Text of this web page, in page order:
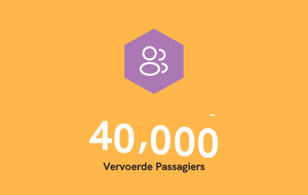
40,000
Vervoerde Passagiers